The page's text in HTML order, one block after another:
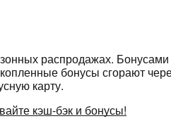
распродажах.
бонусы сгорают
карту.
кэш-бэк и бонусы!